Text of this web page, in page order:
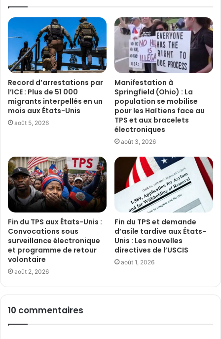
Record d’arrestations par
l’ICE : Plus de 51 000
migrants interpellés en un
mois aux États-Unis
août 5, 2026
Manifestation à
Springfield (Ohio) : La
population se mobilise
pour les Haïtiens face au
TPS et aux bracelets
électroniques
août 3, 2026
Fin du TPS aux États-Unis :
Convocations sous
surveillance électronique
et programme de retour
volontaire
août 2, 2026
Fin du TPS et demande
d’asile tardive aux États-
Unis : Les nouvelles
directives de l’USCIS
août 1, 2026
10 commentaires